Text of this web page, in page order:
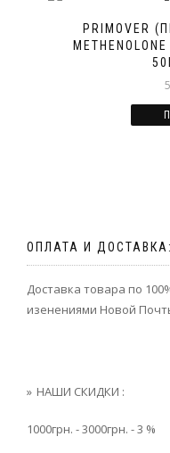
PRIMOVER
ОПЛАТА И ДОСТАВКА:
Доставка товара по
изенениями Новой
НАШИ СКИДКИ :
1000грн. - 3000грн. - 3 %